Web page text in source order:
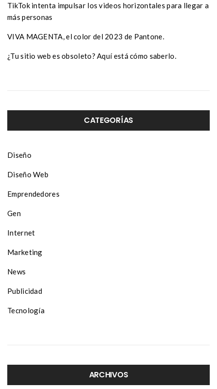
TikTok intenta impulsar los videos horizontales para llegar a
más personas
VIVA MAGENTA, el color del 2023 de Pantone.
¿Tu sitio web es obsoleto? Aquí está cómo saberlo.
CATEGORÍAS
Diseño
Diseño Web
Emprendedores
Gen
Internet
Marketing
News
Publicidad
Tecnología
ARCHIVOS